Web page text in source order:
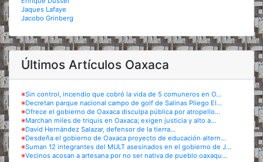
Jaques Lafaye
Jacobo Grinberg
Últimos Artículos Oaxaca
※Sin control, incendio que cobró la vida de 5 comuneros en O...
※Decretan parque nacional campo de golf de Salinas Pliego El...
※Ofrece el gobierno de Oaxaca disculpa pública por atropello...
※Marchan miles de triquis en Oaxaca; exigen justicia y alto a...
※David Hernández Salazar, defensor de la tierra...
※Desdeña el gobierno de Oaxaca proyecto de educación altern...
※Suman 12 integrantes del MULT asesinados en el gobierno de J...
※Vecinos acosan a artesana por no ser nativa de pueblo oaxaqu...